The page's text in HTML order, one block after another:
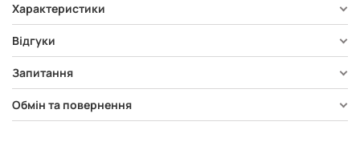
Характеристики
Відгуки
Запитання
Обмін та повернення